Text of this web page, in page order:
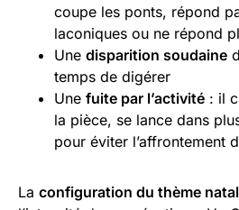
coupe les ponts, répond
laconiques ou ne répond
Une disparition soudaine
temps de digérer
Une fuite par l’activité : il
la pièce, se lance dans
pour éviter l’affrontement
La configuration du thème natal